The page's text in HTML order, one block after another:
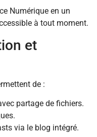
Numérique en un
à tout moment.
et
de :
partage de fichiers.
via le blog intégré.